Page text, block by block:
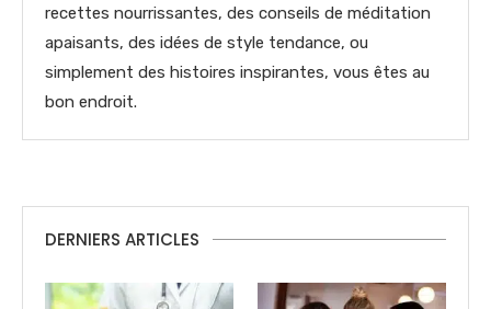
recettes nourrissantes, des conseils de méditation
apaisants, des idées de style tendance, ou
simplement des histoires inspirantes, vous êtes au
bon endroit.
DERNIERS ARTICLES